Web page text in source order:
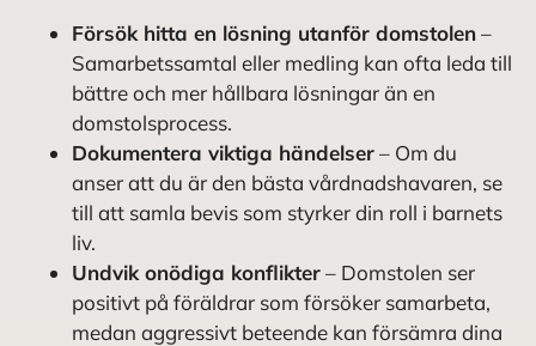
Försök hitta en lösning utanför domstolen–
Samarbetssamtal eller medling kan ofta leda till
bättre och mer hållbara lösningar än en
domstolsprocess.
Dokumentera viktiga händelser– Om du
anser att du är den bästa vårdnadshavaren, se
till att samla bevis som styrker din roll i barnets
liv.
Undvik onödiga konflikter– Domstolen ser
positivt på föräldrar som försöker samarbeta,
medan aggressivt beteende kan försämra dina